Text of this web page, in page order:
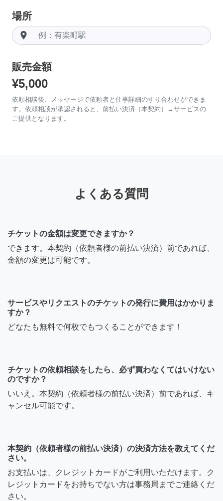
場所
room
販売金額
¥5,000
依頼相談後、メッセージで依頼者と仕事詳細のすり合わせができま
す。依頼相談が承認されると、前払い決済（本契約）→サービスの
ご提供となります。
よくある質問
チケットの金額は変更できますか？
できます。本契約（依頼者様の前払い決済）前であれば、
金額の変更は可能です。
サービスやリクエストのチケットの発行に費用はかかりま
すか？
どなたも無料で何枚でもつくることができます！
チケットの依頼相談をしたら、必ず買わなくてはいけない
のですか？
いいえ。本契約（依頼者様の前払い決済）前であれば、キ
ャンセル可能です。
本契約（依頼者様の前払い決済）の決済方法を教えてくだ
さい。
お支払いは、クレジットカードがご利用いただけます。ク
レジットカードをお持ちでない方は事務局までご連絡くだ
さい。